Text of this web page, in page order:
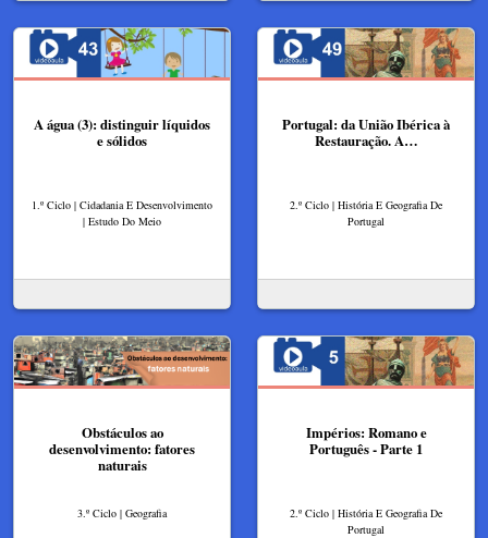
A água (3): distinguir líquidos
e sólidos
1.º Ciclo | Cidadania E Desenvolvimento
| Estudo Do Meio
Portugal: da União Ibérica à
Restauração. A…
2.º Ciclo | História E Geografia De
Portugal
Obstáculos ao
desenvolvimento: fatores
naturais
3.º Ciclo | Geografia
Impérios: Romano e
Português - Parte 1
2.º Ciclo | História E Geografia De
Portugal